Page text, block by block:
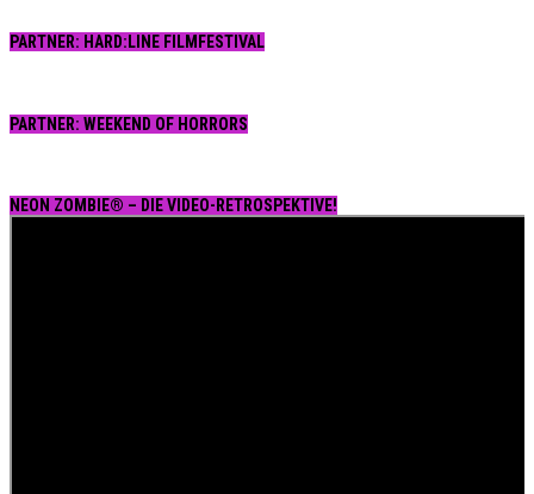
PARTNER: HARD:LINE FILMFESTIVAL
PARTNER: WEEKEND OF HORRORS
NEON ZOMBIE® – DIE VIDEO-RETROSPEKTIVE!